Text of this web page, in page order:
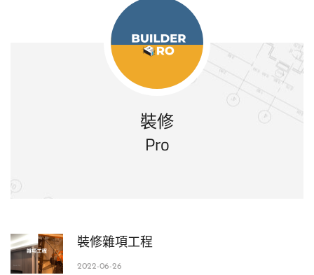
裝修
Pro
裝修雜項工程
2022-06-26